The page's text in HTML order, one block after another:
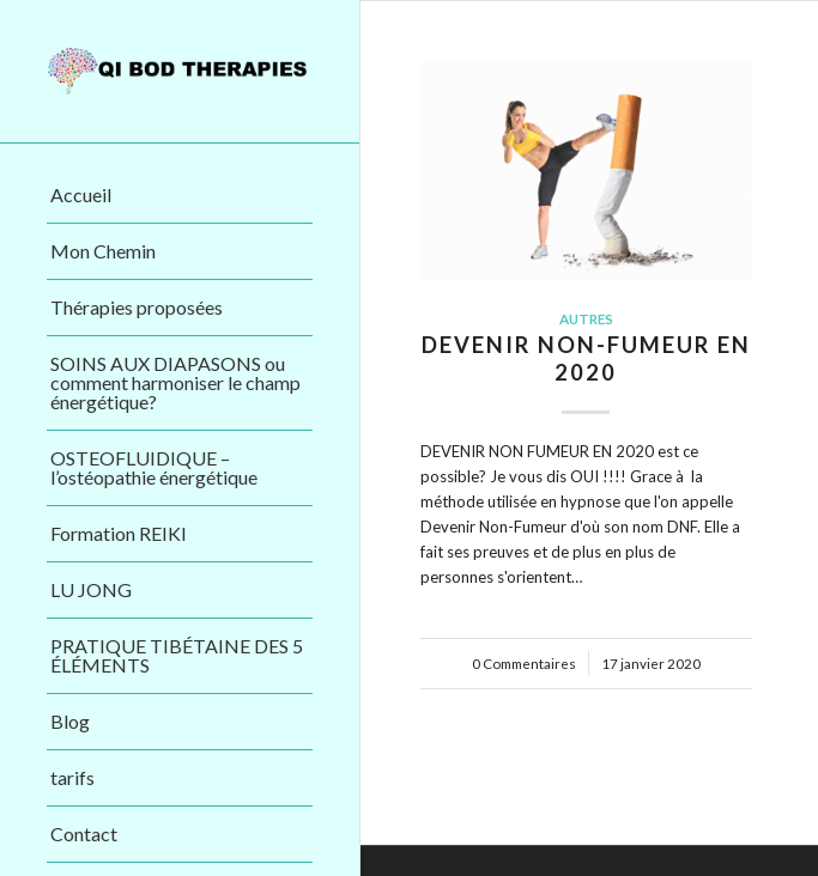
Accueil
Mon Chemin
Thérapies proposées
SOINS AUX DIAPASONS ou
comment harmoniser le champ
énergétique?
OSTEOFLUIDIQUE –
l’ostéopathie énergétique
Formation REIKI
LU JONG
PRATIQUE TIBÉTAINE DES 5
ÉLÉMENTS
Blog
tarifs
Contact
AUTRES
DEVENIR NON-FUMEUR EN
2020
DEVENIR NON FUMEUR EN 2020 est ce
possible? Je vous dis OUI !!!! Grace à la
méthode utilisée en hypnose que l'on appelle
Devenir Non-Fumeur d'où son nom DNF. Elle a
fait ses preuves et de plus en plus de
personnes s'orientent…
0 Commentaires
/ 17 janvier 2020